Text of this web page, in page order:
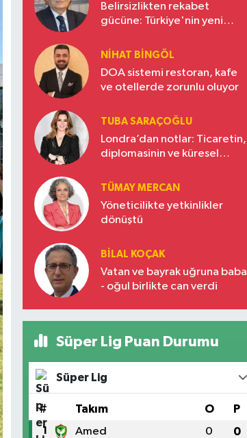
Belirsizlikten rekabet
gücüne: Türkiye'nin yeni
NIHAT BINGÖL
DOA sistemi restoran, kafe
ve otellerde zorunlu oluyor
TUBA SARAÇOĞLU
Londra’dan notlar: Ticaretin,
diplomasinin ve küresel
Türkiye’nin yükselen gücü
TÜMAY MERCAN
Yöneticilikte yetkinlikler
dönüştü
BILAL KOÇAK
Vatan ve bayrak uğruna baba
- oğul birlikte can verdi
Süper Lig Puan Durumu
Süper Lig
# Takım O P
1 Amed 0 0